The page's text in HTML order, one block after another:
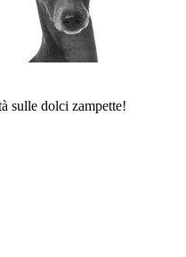
sulle dolci zampette!